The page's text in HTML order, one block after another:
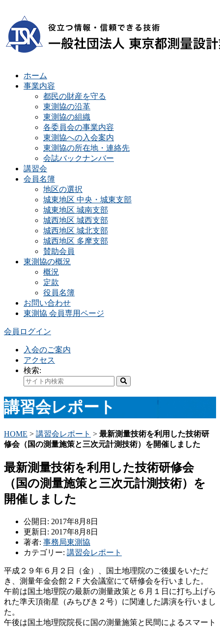
ホーム
事業内容
都民の財産を守る
東測協の沿革
東測協の組織
各委員会の事業内容
東測協への入会案内
東測協の所在地・連絡先
会誌バックナンバー
講習会
会員名簿
地区の選択
城東地区 中央・城東支部
城東地区 城南支部
城西地区 城西支部
城西地区 城北支部
城西地区 多摩支部
賛助会員
東測協の概況
概況
定款
役員名簿
お問い合わせ
東測協 会員専用ページ
会員ログイン
入会のご案内
アクセス
検索:
講習会レポート
HOME > 講習会レポート > 最新測量技術を利用した技術研
修会（国の測量施策と三次元計測技術）を開催しました
最新測量技術を利用した技術研修会
（国の測量施策と三次元計測技術）を
開催しました
公開日: 2017年8月8日
更新日: 2017年8月8日
著者: 事務局東測協
カテゴリー: 講習会レポート
平成２９年６月２日（金）、国土地理院のご後援をいただ
き、測量年金会館２Ｆ大会議室にて研修会を行いました。
午前は国土地理院の最新の測量政策と６月１日に打ち上げら
れた準天頂衛星（みちびき２号）に関連した講演を行いまし
た。
午後は国土地理院院長に国の測量施策と民間によるスマート